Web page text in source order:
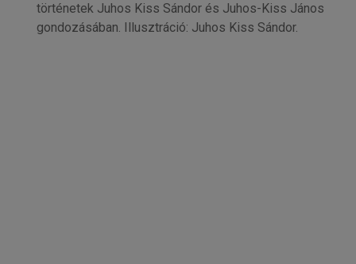
történetek Juhos Kiss Sándor és Juhos-Kiss János
gondozásában. Illusztráció: Juhos Kiss Sándor.